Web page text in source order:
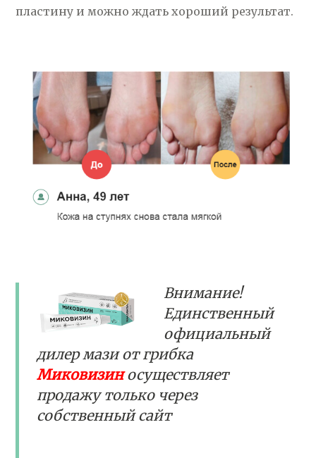
пластину и можно ждать хороший результат.
Внимание!
Единственный
официальный
дилер мази от грибка
Миковизин осуществляет
продажу только через
собственный сайт